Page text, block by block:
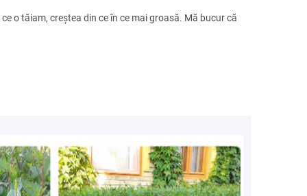
o tăiam, creștea din ce în ce mai groasă. Mă bucur că